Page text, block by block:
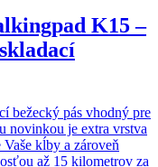
K15 –
bežecký pás vhodný pre
novinkou je extra vrstva
kĺby a zároveň
až 15 kilometrov za